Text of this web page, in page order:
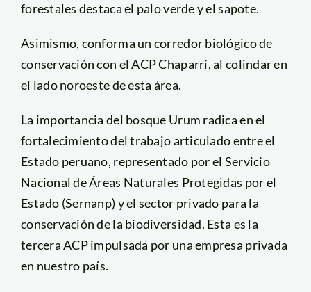
forestales destaca el palo verde y el sapote.
Asimismo, conforma un corredor biológico de
conservación con el ACP Chaparrí, al colindar en
el lado noroeste de esta área.
La importancia del bosque Urum radica en el
fortalecimiento del trabajo articulado entre el
Estado peruano, representado por el Servicio
Nacional de Áreas Naturales Protegidas por el
Estado (Sernanp) y el sector privado para la
conservación de la biodiversidad. Esta es la
tercera ACP impulsada por una empresa privada
en nuestro país.